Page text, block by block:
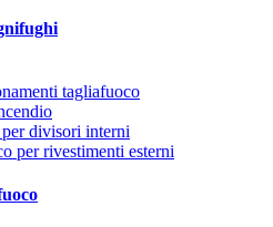
tagliafuoco
divisori interni
per rivestimenti esterni